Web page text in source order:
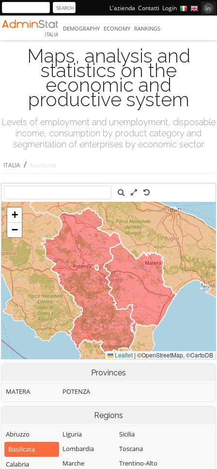
L'azienda Contatti Login
ITALIA
DEMOGRAPHY ECONOMY RANKINGS
Maps, analysis and
statistics on the
economic and
productive system
Levels of employment and unemployment, disposable
income, consumption by product category and
segmentation of enterprises by economic sector
ITALIA / Basilicata
Provinces
MATERA POTENZA
Regions
Abruzzo
Basilicata
Calabria
Liguria
Lombardia
Marche
Sicilia
Toscana
Trentino-Alto